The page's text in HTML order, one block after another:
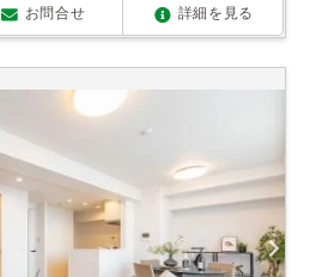
お問合せ 詳細を見る